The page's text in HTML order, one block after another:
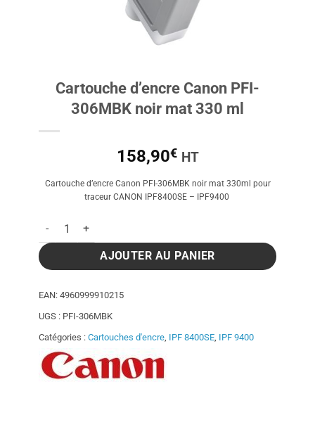
Cartouche d’encre Canon PFI-
306MBK noir mat 330 ml
158,90€ HT
Cartouche d’encre Canon PFI-306MBK noir mat 330ml pour
traceur CANON IPF8400SE – IPF9400
quantité de Cartouche d'encre Canon PFI-306MBK noir mat
AJOUTER AU PANIER
EAN: 4960999910215
UGS : PFI-306MBK
Catégories : Cartouches d'encre, IPF 8400SE, IPF 9400